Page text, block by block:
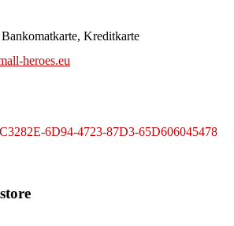
Bankomatkarte, Kreditkarte
heroes.eu